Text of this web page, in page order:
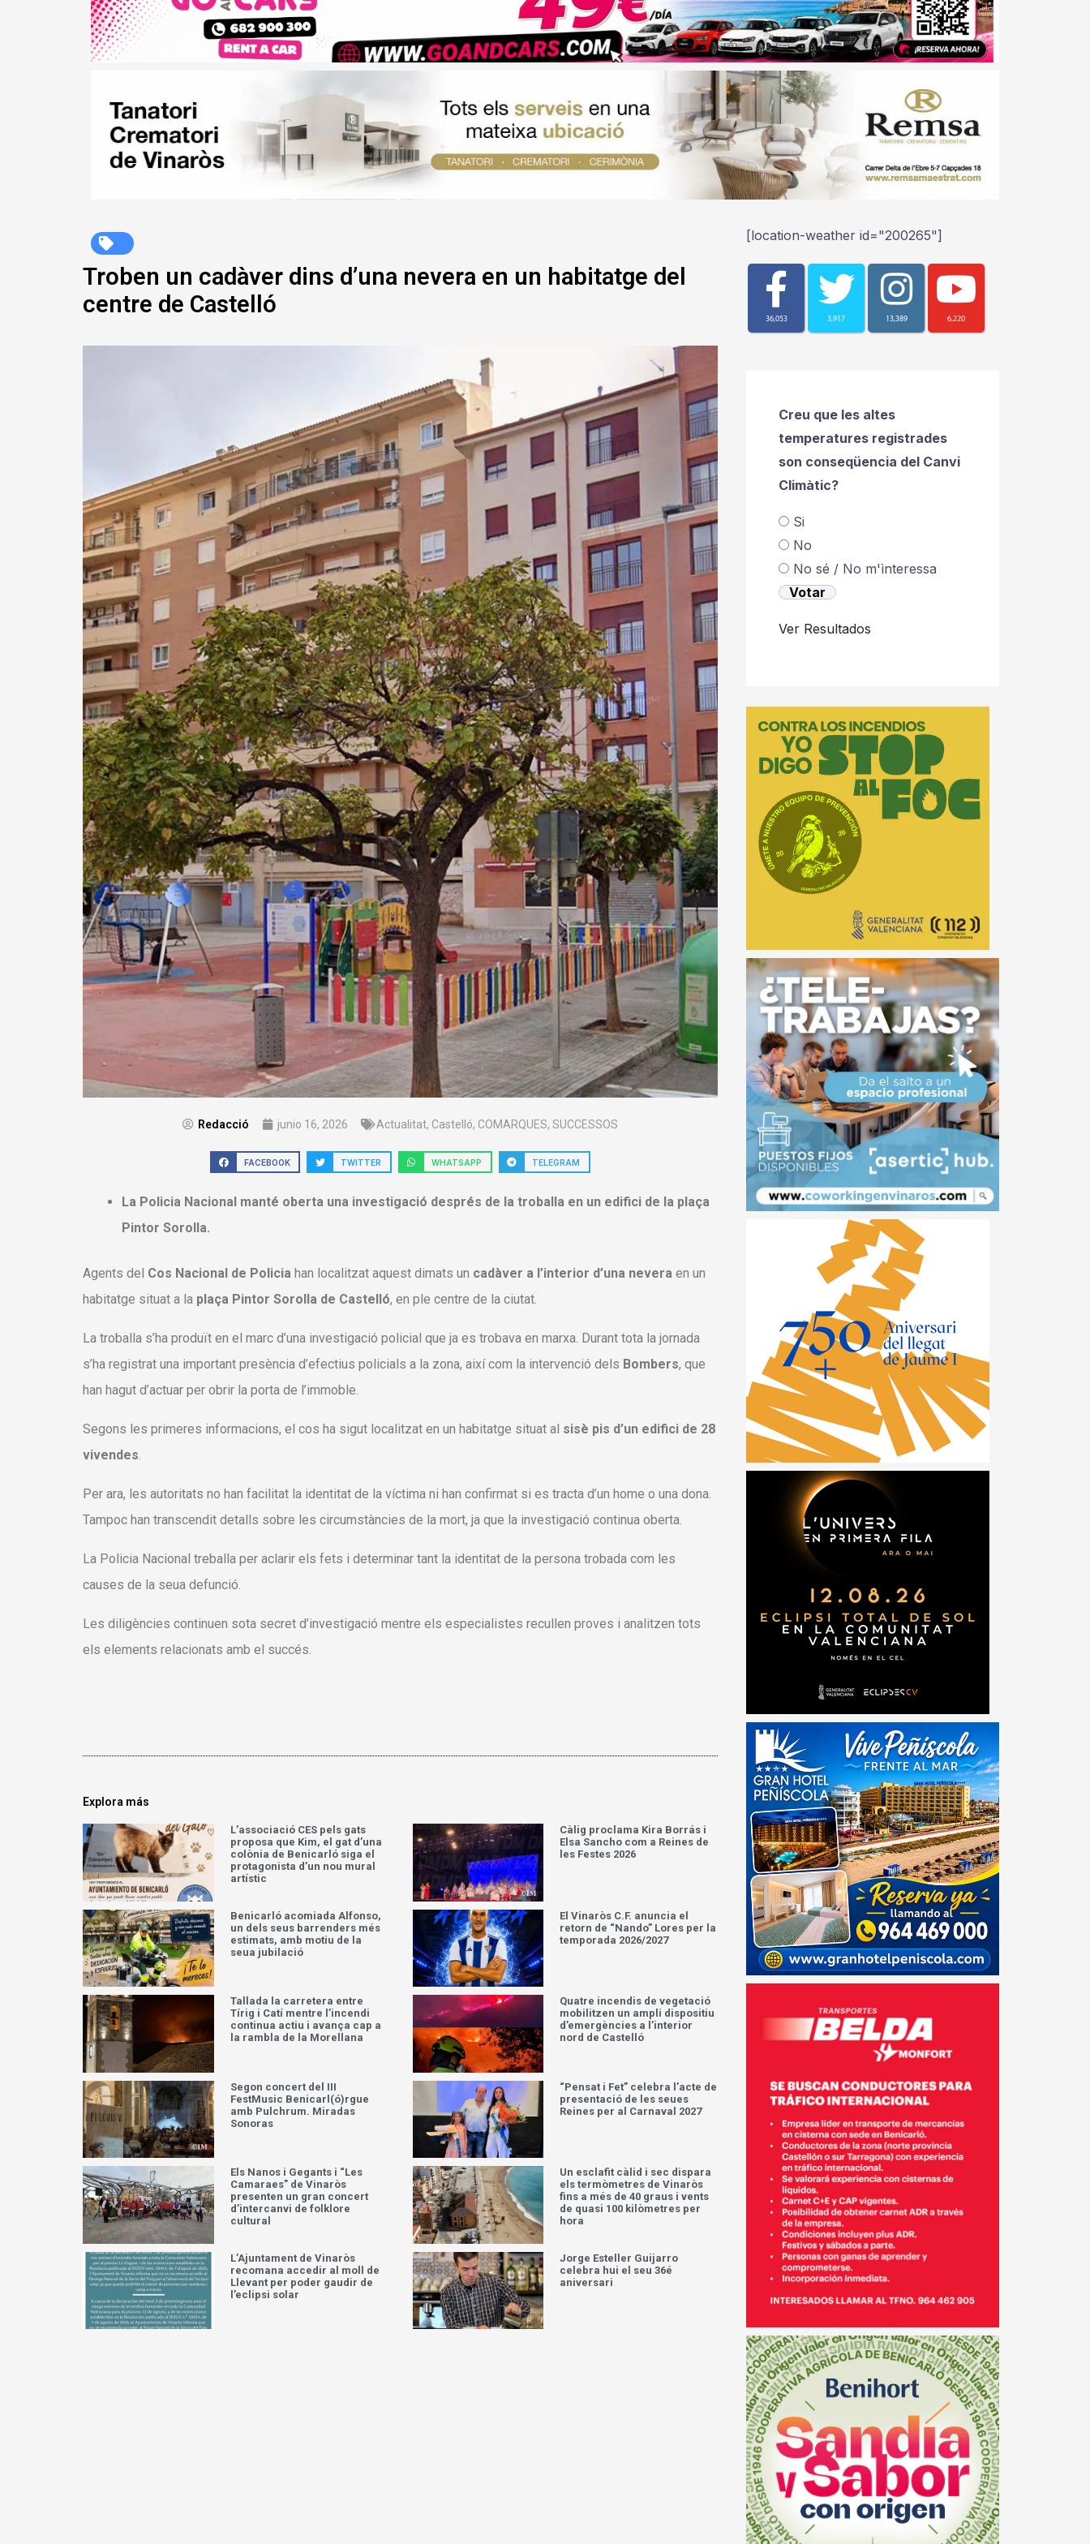
Troben un cadàver dins d’una nevera en un habitatge del
centre de Castelló
Redacció junio 16, 2026 Actualitat, Castelló, COMARQUES, SUCCESSOS
FACEBOOK TWITTER WHATSAPP TELEGRAM
La Policia Nacional manté oberta una investigació després de la troballa en un edifici de la plaça
Pintor Sorolla.
Agents del Cos Nacional de Policia han localitzat aquest dimats un cadàver a l’interior d’una nevera en un
habitatge situat a la plaça Pintor Sorolla de Castelló, en ple centre de la ciutat.
La troballa s’ha produït en el marc d’una investigació policial que ja es trobava en marxa. Durant tota la jornada
s’ha registrat una important presència d’efectius policials a la zona, així com la intervenció dels Bombers, que
han hagut d’actuar per obrir la porta de l’immoble.
Segons les primeres informacions, el cos ha sigut localitzat en un habitatge situat al sisè pis d’un edifici de 28
vivendes.
Per ara, les autoritats no han facilitat la identitat de la víctima ni han confirmat si es tracta d’un home o una dona.
Tampoc han transcendit detalls sobre les circumstàncies de la mort, ja que la investigació continua oberta.
La Policia Nacional treballa per aclarir els fets i determinar tant la identitat de la persona trobada com les
causes de la seua defunció.
Les diligències continuen sota secret d’investigació mentre els especialistes recullen proves i analitzen tots
els elements relacionats amb el succés.
Explora más
L’associació CES pels gats
proposa que Kim, el gat d’una
colònia de Benicarló siga el
protagonista d’un nou mural
artístic
Càlig proclama Kira Borrás i
Elsa Sancho com a Reines de
les Festes 2026
Benicarló acomiada Alfonso,
un dels seus barrenders més
estimats, amb motiu de la
seua jubilació
El Vinaròs C.F. anuncia el
retorn de “Nando” Lores per la
temporada 2026/2027
Tallada la carretera entre
Tírig i Catí mentre l’incendi
continua actiu i avança cap a
la rambla de la Morellana
Quatre incendis de vegetació
mobilitzen un ampli dispositiu
d’emergències a l’interior
nord de Castelló
Segon concert del III
FestMusic Benicarl(ó)rgue
amb Pulchrum. Miradas
Sonoras
“Pensat i Fet” celebra l’acte de
presentació de les seues
Reines per al Carnaval 2027
Els Nanos i Gegants i “Les
Camaraes” de Vinaròs
presenten un gran concert
d’intercanvi de folklore
cultural
Un esclafit càlid i sec dispara
els termòmetres de Vinaròs
fins a més de 40 graus i vents
de quasi 100 kilòmetres per
hora
L’Ajuntament de Vinaròs
recomana accedir al moll de
Llevant per poder gaudir de
l’eclipsi solar
Jorge Esteller Guijarro
celebra hui el seu 36é
aniversari
[location-weather id="200265"]
36,053 3,917 13,389 6,220
Creu que les altes
temperatures registrades
son conseqüencia del Canvi
Climàtic?
Si
No
No sé / No m'ìnteressa
Ver Resultados